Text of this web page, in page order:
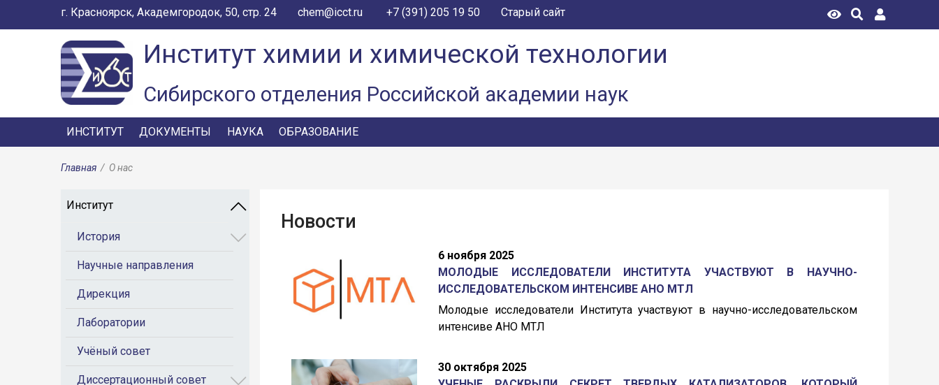
г. Красноярск, Академгородок, 50, стр. 24 chem@icct.ru +7 (391) 205 19 50 Старый сайт
Институт химии и химической технологии
Сибирского отделения Российской академии наук
ИНСТИТУТ ДОКУМЕНТЫ НАУКА ОБРАЗОВАНИЕ
Главная / О нас
Институт
История
Научные направления
Дирекция
Лаборатории
Учёный совет
Диссертационный совет
Новости
6 ноября 2025
МОЛОДЫЕ ИССЛЕДОВАТЕЛИ ИНСТИТУТА УЧАСТВУЮТ В НАУЧНО-
ИССЛЕДОВАТЕЛЬСКОМ ИНТЕНСИВЕ АНО МТЛ
Молодые исследователи Института участвуют в научно-исследовательском
интенсиве АНО МТЛ
30 октября 2025